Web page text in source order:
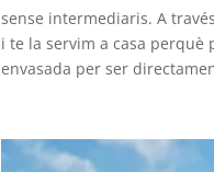
sense intermediaris. A
i te la servim a casa
envasada per ser